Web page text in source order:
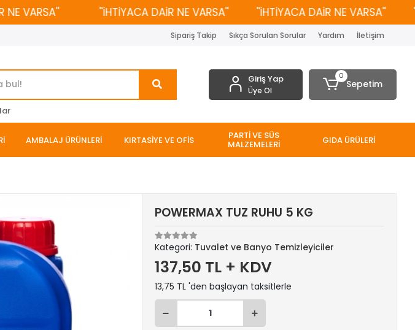
VARSA'' ''İHTİYACA DAİR NE VARSA'' ''İHTİYACA DAİR NE VARSA''
Sipariş Takip Sıkça Sorulan Sorular Yardım İletişim
Giriş Yap
Üye Ol
0
Sepetim
AMBALAJ ÜRÜNLERİ KIRTASİYE VE OFİS PARTİ VE SÜS
MALZEMELERİ GIDA ÜRÜLERİ
POWERMAX TUZ RUHU 5 KG
Kategori: Tuvalet ve Banyo Temizleyiciler
137,50 TL + KDV
13,75 TL 'den başlayan taksitlerle